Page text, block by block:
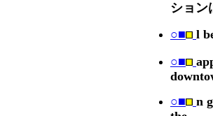
ション
○■ l
○■
○■ n